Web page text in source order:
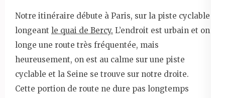
Notre itinéraire débute à Paris, sur la piste cyclable
longeant le quai de Bercy. L’endroit est urbain et on
longe une route très fréquentée, mais
heureusement, on est au calme sur une piste
cyclable et la Seine se trouve sur notre droite.
Cette portion de route ne dure pas longtemps